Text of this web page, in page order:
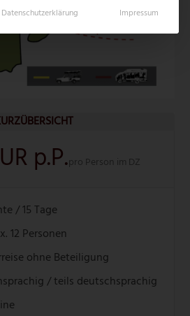
p.P.pro Person im DZ
/ 15 Tage
12 Personen
ohne Beteiligung
/ teils deutschsprachig
Datenschutzerklärung Impressum